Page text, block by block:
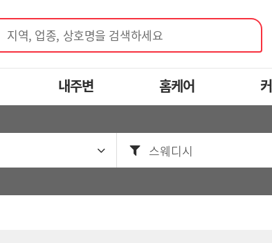
지역, 업종, 상호명을 검색하세요
내주변 홈케어
스웨디시